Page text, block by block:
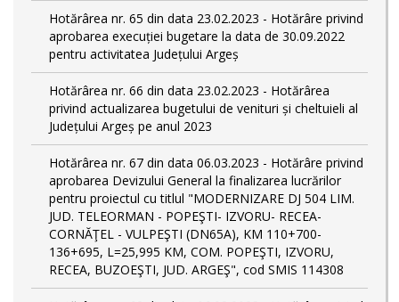
Hotărârea nr. 65 din data 23.02.2023 - Hotărâre privind
aprobarea execuției bugetare la data de 30.09.2022
pentru activitatea Județului Argeș
Hotărârea nr. 66 din data 23.02.2023 - Hotărârea
privind actualizarea bugetului de venituri și cheltuieli al
Județului Argeș pe anul 2023
Hotărârea nr. 67 din data 06.03.2023 - Hotărâre privind
aprobarea Devizului General la finalizarea lucrărilor
pentru proiectul cu titlul "MODERNIZARE DJ 504 LIM.
JUD. TELEORMAN - POPEŞTI- IZVORU- RECEA-
CORNĂŢEL - VULPEŞTI (DN65A), KM 110+700-
136+695, L=25,995 KM, COM. POPEŞTI, IZVORU,
RECEA, BUZOEŞTI, JUD. ARGEŞ", cod SMIS 114308